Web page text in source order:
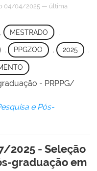
04/04/2025 — última
MESTRADO
, PPGZOO , 2025 ,
- PRPPG/
e Pós-
2025 - Seleção
graduação em